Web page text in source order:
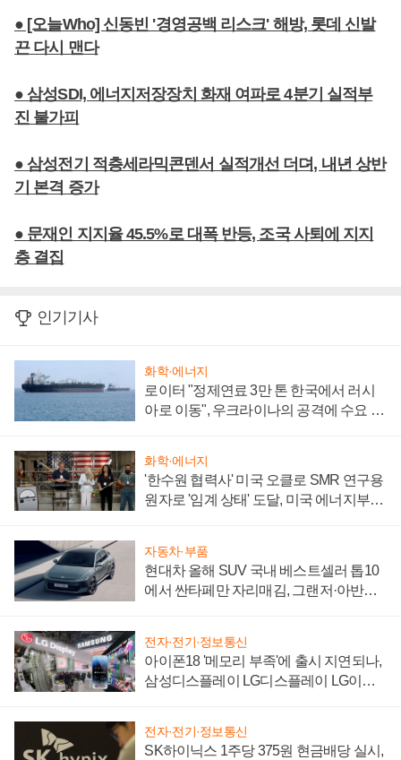
● [오늘Who] 신동빈 '경영공백 리스크' 해방, 롯데 신발
끈 다시 맨다
● 삼성SDI, 에너지저장장치 화재 여파로 4분기 실적부
진 불가피
● 삼성전기 적층세라믹콘덴서 실적개선 더뎌, 내년 상반
기 본격 증가
● 문재인 지지율 45.5%로 대폭 반등, 조국 사퇴에 지지
층 결집
인기기사
화학·에너지
로이터 "정제연료 3만 톤 한국에서 러시
아로 이동", 우크라이나의 공격에 수요 늘
화학·에너지
'한수원 협력사' 미국 오클로 SMR 연구용
원자로 '임계 상태' 도달, 미국 에너지부
자동차·부품
현대차 올해 SUV 국내 베스트셀러 톱10
에서 싼타페만 자리매김, 그랜저·아반떼
전자·전기·정보통신
아이폰18 '메모리 부족'에 출시 지연되나,
삼성디스플레이 LG디스플레이 LG이노
전자·전기·정보통신
SK하이닉스 1주당 375원 현금배당 실시,